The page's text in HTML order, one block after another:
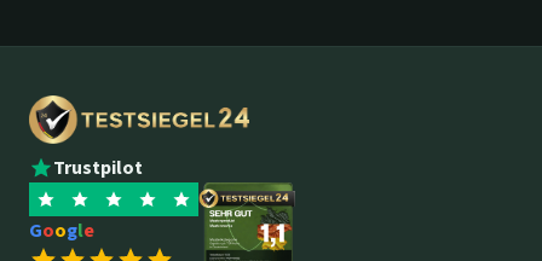
Trustpilot
Google